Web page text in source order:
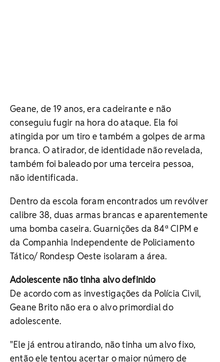
Geane, de 19 anos, era cadeirante e não
conseguiu fugir na hora do ataque. Ela foi
atingida por um tiro e também a golpes de arma
branca. O atirador, de identidade não revelada,
também foi baleado por uma terceira pessoa,
não identificada.
Dentro da escola foram encontrados um revólver
calibre 38, duas armas brancas e aparentemente
uma bomba caseira. Guarnições da 84ª CIPM e
da Companhia Independente de Policiamento
Tático/ Rondesp Oeste isolaram a área.
Adolescente não tinha alvo definido
De acordo com as investigações da Polícia Civil,
Geane Brito não era o alvo primordial do
adolescente.
"Ele já entrou atirando, não tinha um alvo fixo,
então ele tentou acertar o maior número de